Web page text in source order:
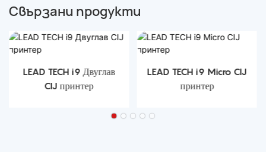
Свързани продукти
LEAD TECH i9 Двуглав
CIJ принтер
LEAD TECH i9 Micro CIJ
принтер